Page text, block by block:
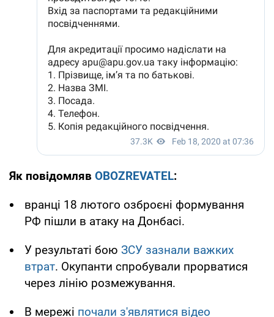
Як повідомляв OBOZREVATEL:
вранці 18 лютого озброєні формування
РФ пішли в атаку на Донбасі.
У результаті бою ЗСУ зазнали важких
втрат. Окупанти спробували прорватися
через лінію розмежування.
В мережі почали з'являтися відео